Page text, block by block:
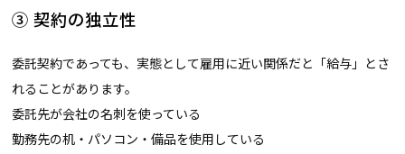
③ 契約の独立性
委託契約であっても、実態として雇用に近い関係だと「給与」とさ
れることがあります。
委託先が会社の名刺を使っている
勤務先の机・パソコン・備品を使用している